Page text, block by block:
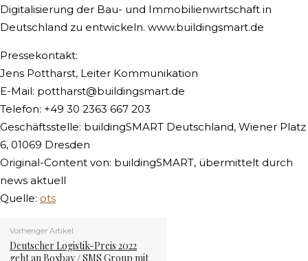
Digitalisierung der Bau- und Immobilienwirtschaft in
Deutschland zu entwickeln. www.buildingsmart.de
Pressekontakt:
Jens Pottharst, Leiter Kommunikation
E-Mail: pottharst@buildingsmart.de
Telefon: +49 30 2363 667 203
Geschäftsstelle: buildingSMART Deutschland, Wiener Platz
6, 01069 Dresden
Original-Content von: buildingSMART, übermittelt durch
news aktuell
Quelle: ots
Vorheriger Artikel
Deutscher Logistik-Preis 2022
geht an Boxbay / SMS Group mit